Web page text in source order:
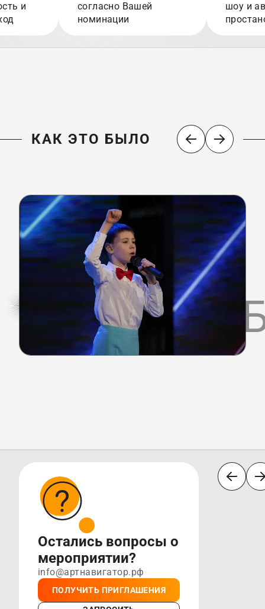
и
согласно Вашей
номинации
шоу и
КАК ЭТО БЫЛО
КАК ЭТО
Остались вопросы о
мероприятии?
info@артнавигатор.рф
ПОЛУЧИТЬ ПРИГЛАШЕНИЯ